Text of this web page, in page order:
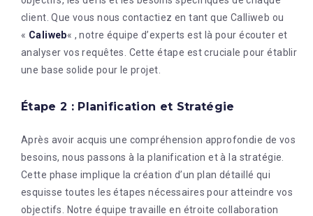
client. Que vous nous contactiez en tant que Calliweb ou
« Caliweb« , notre équipe d’experts est là pour écouter et
analyser vos requêtes. Cette étape est cruciale pour établir
une base solide pour le projet.
Étape 2 : Planification et Stratégie
Après avoir acquis une compréhension approfondie de vos
besoins, nous passons à la planification et à la stratégie.
Cette phase implique la création d’un plan détaillé qui
esquisse toutes les étapes nécessaires pour atteindre vos
objectifs. Notre équipe travaille en étroite collaboration